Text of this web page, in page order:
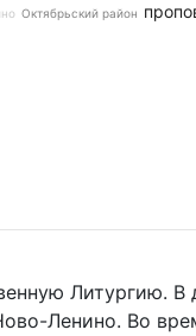
Октябрьский район
Литургию. В
Ленино. Во